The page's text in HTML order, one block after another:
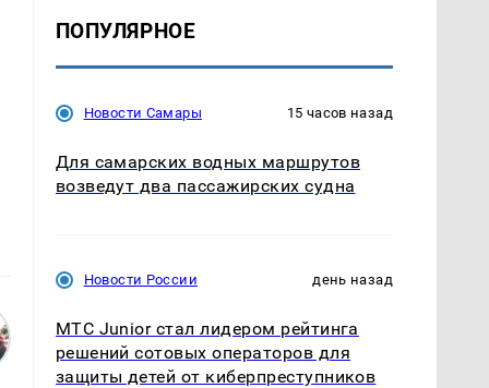
ПОПУЛЯРНОЕ
Новости Самары 15 часов назад
Для самарских водных маршрутов
возведут два пассажирских судна
Новости России день назад
МТС Junior стал лидером рейтинга
решений сотовых операторов для
защиты детей от киберпреступников